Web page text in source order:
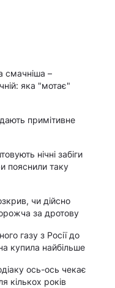
смачніша –
яка "мотає"
примітивне
нічні забіги
пояснили таку
чи дійсно
за дротову
газу з Росії до
купила найбільше
ось-ось чекає
кількох років